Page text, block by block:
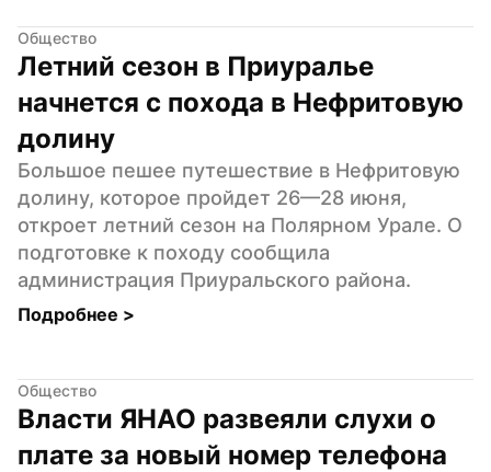
Общество
Летний сезон в Приуралье
начнется с похода в Нефритовую
долину
Большое пешее путешествие в Нефритовую
долину, которое пройдет 26—28 июня,
откроет летний сезон на Полярном Урале. О
подготовке к походу сообщила
администрация Приуральского района.
Подробнее >
Общество
Власти ЯНАО развеяли слухи о
плате за новый номер телефона